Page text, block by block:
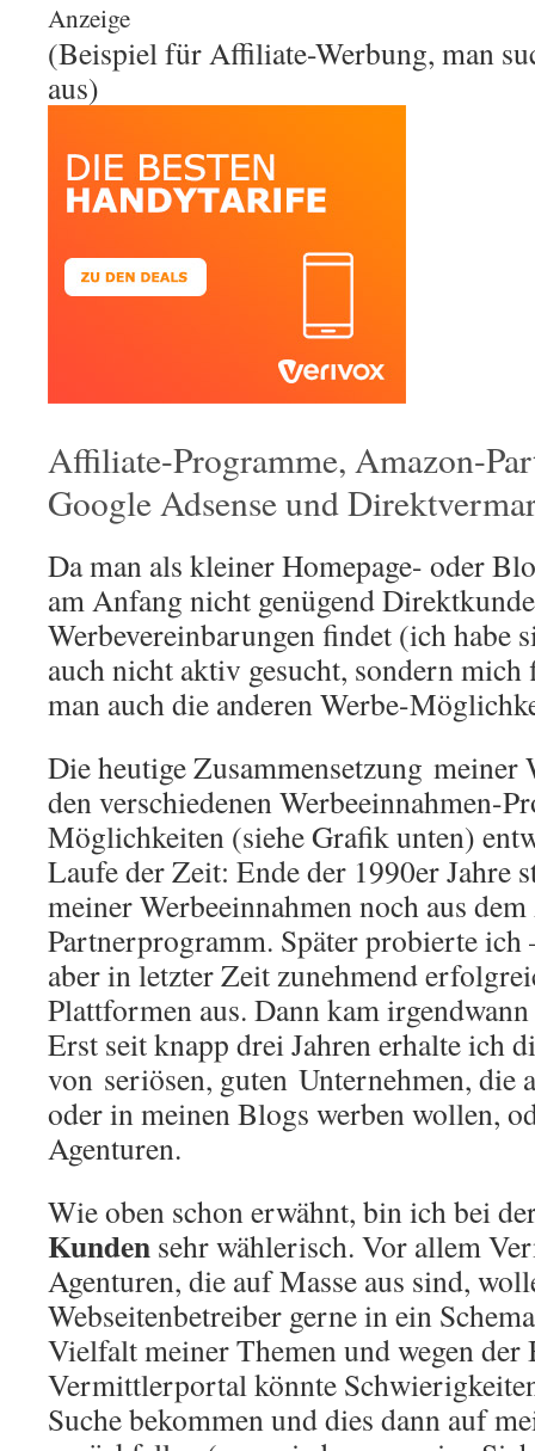
Anzeige
(Beispiel für Affiliate-Werbung, man
aus)
Affiliate-Programme, Amazon-
Google Adsense und
Da man als kleiner Homepage- oder
am Anfang nicht genügend
Werbevereinbarungen findet (ich habe
auch nicht aktiv gesucht, sondern mich
man auch die anderen Werbe-
Die heutige Zusammensetzung meiner
den verschiedenen Werbeeinnahmen-
Möglichkeiten (siehe Grafik unten)
Laufe der Zeit: Ende der 1990er Jahre
meiner Werbeeinnahmen noch aus
Partnerprogramm. Später probierte ich
aber in letzter Zeit zunehmend
Plattformen aus. Dann kam
Erst seit knapp drei Jahren erhalte ich
von seriösen, guten Unternehmen, die
oder in meinen Blogs werben wollen,
Agenturen.
Wie oben schon erwähnt, bin ich bei
Kunden sehr wählerisch. Vor allem
Agenturen, die auf Masse aus sind,
Webseitenbetreiber gerne in ein
Vielfalt meiner Themen und wegen
Vermittlerportal könnte
Suche bekommen und dies dann auf